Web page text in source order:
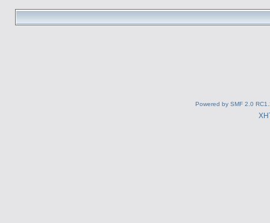
Powered by SMF 2.0